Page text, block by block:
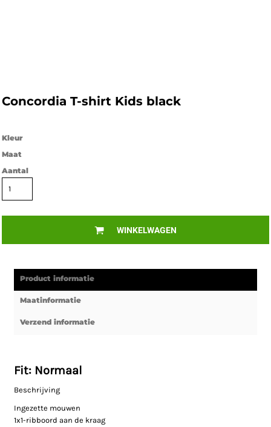
Concordia T-shirt Kids black
Kleur
Maat
Aantal
WINKELWAGEN
Product informatie
Maatinformatie
Verzend informatie
Fit: Normaal
Beschrijving
Ingezette mouwen
1x1-ribboord aan de kraag